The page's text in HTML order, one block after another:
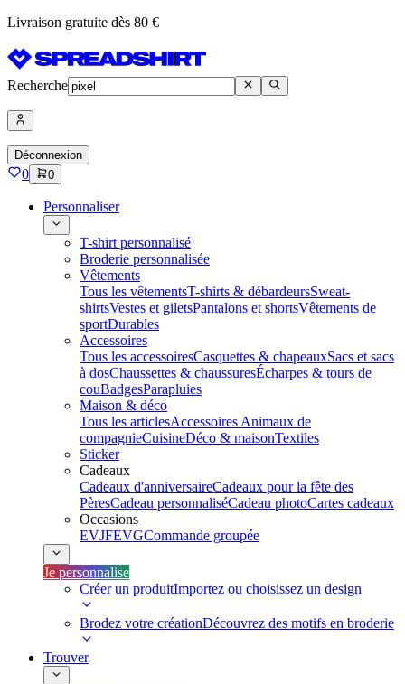
Livraison gratuite dès 80 €
Recherche
Déconnexion
0 0
Personnaliser
T-shirt personnalisé
Broderie personnalisée
Vêtements
Tous les vêtementsT-shirts & débardeursSweat-
shirtsVestes et giletsPantalons et shortsVêtements de
sportDurables
Accessoires
Tous les accessoiresCasquettes & chapeauxSacs et sacs
à dosChaussettes & chaussuresÉcharpes & tours de
couBadgesParapluies
Maison & déco
Tous les articlesAccessoires Animaux de
compagnieCuisineDéco & maisonTextiles
Sticker
Cadeaux
Cadeaux d'anniversaireCadeaux pour la fête des
PèresCadeau personnaliséCadeau photoCartes cadeaux
Occasions
EVJFEVGCommande groupée
Je personnalise
Créer un produitImportez ou choisissez un design
Brodez votre créationDécouvrez des motifs en broderie
Trouver